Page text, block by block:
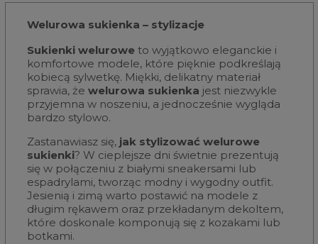
Welurowa sukienka – stylizacje
Sukienki weluroweto wyjątkowo eleganckie i
komfortowe modele, które pięknie podkreślają
kobiecą sylwetkę. Miękki, delikatny materiał
sprawia, że welurowa sukienka jest niezwykle
przyjemna w noszeniu, a jednocześnie wygląda
bardzo stylowo.
Zastanawiasz się, jak stylizować welurowe
sukienki? W cieplejsze dni świetnie prezentują
się w połączeniu z białymi sneakersami lub
espadrylami, tworząc modny i wygodny outfit.
Jesienią i zimą warto postawić na modele z
długim rękawem oraz przekładanym dekoltem,
które doskonale komponują się z kozakami lub
botkami.